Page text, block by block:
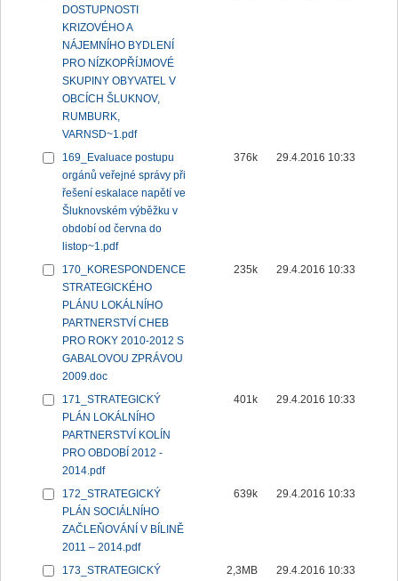
DOSTUPNOSTI
KRIZOVÉHO A
NÁJEMNÍHO BYDLENÍ
PRO NÍZKOPŘÍJMOVÉ
SKUPINY OBYVATEL V
OBCÍCH ŠLUKNOV,
RUMBURK,
VARNSD~1.pdf
169_Evaluace postupu
orgánů veřejné správy při
řešení eskalace napětí ve
Šluknovském výběžku v
období od června do
listop~1.pdf
376k 29.4.2016 10:33
170_KORESPONDENCE
STRATEGICKÉHO
PLÁNU LOKÁLNÍHO
PARTNERSTVÍ CHEB
PRO ROKY 2010-2012 S
GABALOVOU ZPRÁVOU
2009.doc
235k 29.4.2016 10:33
171_STRATEGICKÝ
PLÁN LOKÁLNÍHO
PARTNERSTVÍ KOLÍN
PRO OBDOBÍ 2012 -
2014.pdf
401k 29.4.2016 10:33
172_STRATEGICKÝ
PLÁN SOCIÁLNÍHO
ZAČLEŇOVÁNÍ V BÍLINĚ
2011 – 2014.pdf
639k 29.4.2016 10:33
173_STRATEGICKÝ
2,3MB 29.4.2016 10:33